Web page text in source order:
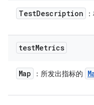
TestDescription
testMetrics
Map ：所发出指标的